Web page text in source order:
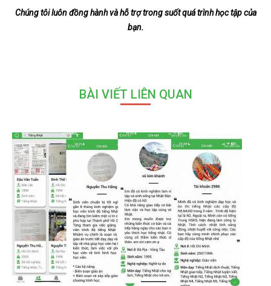
Chúng tôi luôn đồng hành và hỗ trợ trong suốt quá trình học tập của
bạn.
BÀI VIẾT LIÊN QUAN